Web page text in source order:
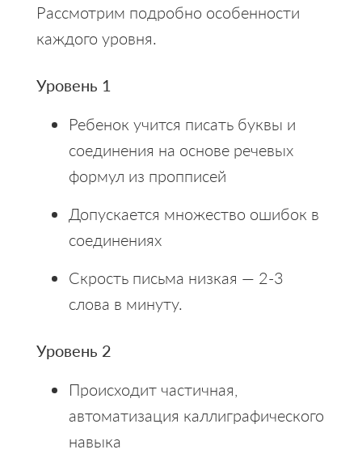
Рассмотрим подробно особенности
каждого уровня.
Уровень 1
Ребенок учится писать буквы и
соединения на основе речевых
формул из пропписей
Допускается множество ошибок в
соединениях
Скрость письма низкая — 2-3
слова в минуту.
Уровень 2
Происходит частичная,
автоматизация каллиграфического
навыка